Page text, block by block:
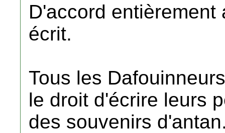
D'accord
écrit.
Tous les
le droit d'écrire leurs
des souvenirs